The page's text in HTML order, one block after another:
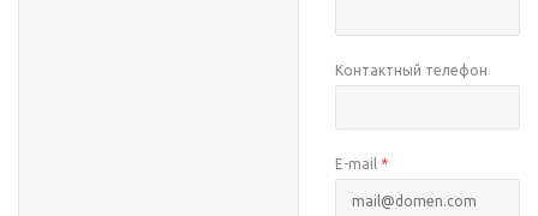
Контактный телефон
E-mail *